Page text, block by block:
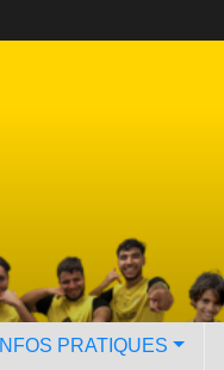
INFOS PRATIQUES